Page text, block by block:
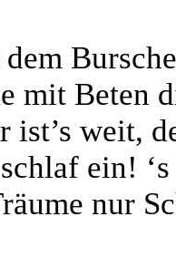
mit Beten
ist’s weit,
ein!
nur